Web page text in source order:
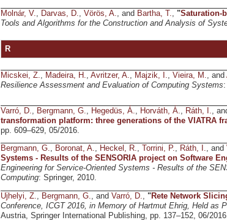
Molnár, V., Darvas, D., Vörös, A., and Bartha, T., "Saturation-
Tools and Algorithms for the Construction and Analysis of
R
Micskei, Z., Madeira, H., Avritzer, A., Majzik, I., Vieira, M., and
Resilience Assessment and Evaluation of Computing Systems
Varró, D., Bergmann, G., Hegedüs, Á., Horváth, Á., Ráth, I.,
transformation platform: three generations of the VIATRA
pp. 609–629, 05/2016.
Bergmann, G., Boronat, A., Heckel, R., Torrini, P., Ráth, I., and
Systems - Results of the SENSORIA project on Software
Engineering for Service-Oriented Systems - Results of the
Computing: Springer, 2010.
Ujhelyi, Z., Bergmann, G., and Varró, D., "Rete Network
Conference, ICGT 2016, in Memory of Hartmut Ehrig, Held as
Austria, Springer International Publishing, pp. 137–152, 06/